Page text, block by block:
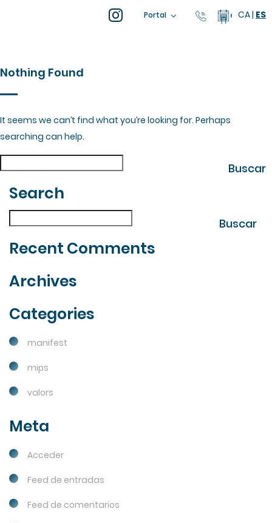
Portal 93 805 04
CA| ES
Nothing Found
It seems we can’t find what you’re looking for. Perhaps
searching can help.
Buscar
Buscar
Search
Buscar
Buscar
Recent Comments
Archives
Categories
manifest
mips
valors
Meta
Acceder
Feed de entradas
Feed de comentarios